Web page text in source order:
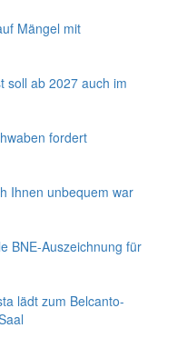
Mängel mit
soll ab 2027 auch im
fordert
Ihnen unbequem war
BNE-Auszeichnung für
lädt zum Belcanto-